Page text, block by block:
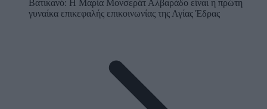
Βατικανό: Η Μαρία Μονσεράτ Αλβαράδο είναι η πρώτη
γυναίκα επικεφαλής επικοινωνίας της Αγίας Έδρας